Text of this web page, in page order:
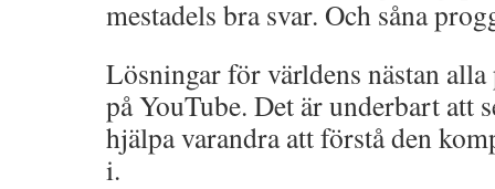
mestadels bra svar. Och såna
Lösningar för världens nästan
på YouTube. Det är underbart att
hjälpa varandra att förstå den
i.